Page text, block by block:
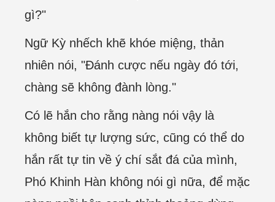
gì?"
Ngữ Kỳ nhếch khẽ khóe miệng, thản
nhiên nói, "Đánh cược nếu ngày đó tới,
chàng sẽ không đành lòng."
Có lẽ hắn cho rằng nàng nói vậy là
không biết tự lượng sức, cũng có thể do
hắn rất tự tin về ý chí sắt đá của mình,
Phó Khinh Hàn không nói gì nữa, để mặc